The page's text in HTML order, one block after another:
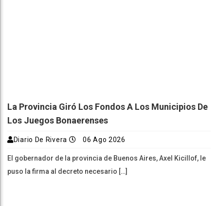
La Provincia Giró Los Fondos A Los Municipios De
Los Juegos Bonaerenses
Diario De Rivera 06 Ago 2026
El gobernador de la provincia de Buenos Aires, Axel Kicillof, le
puso la firma al decreto necesario […]